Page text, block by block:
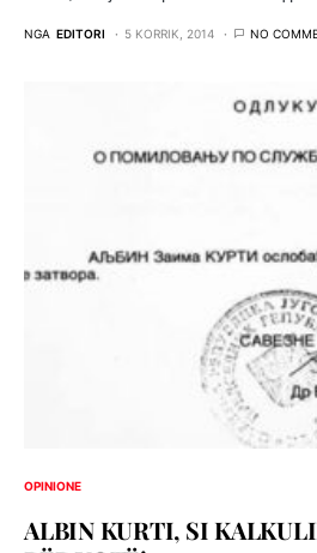
NGA EDITORI 5 KORRIK, 2014 NO
OPINIONE
ALBIN KURTI, SI